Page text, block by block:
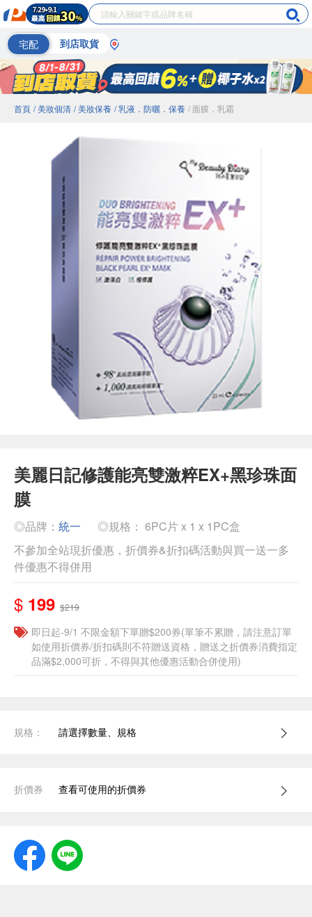
宅配 到店取貨
首頁 / 美妝個清 / 美妝保養 / 乳液．防曬．保養 / 面膜．乳霜
美麗日記修護能亮雙激粹EX+黑珍珠面
膜
◎品牌： 統一
◎規格： 6PC片 x 1 x 1PC盒
不參加全站現折優惠，折價券&折扣碼活動與買一送一多
件優惠不得併用
$ 199 $219
即日起-9/1 不限金額下單贈$200券(單筆不累贈，請注意訂單
如使用折價券/折扣碼則不符贈送資格，贈送之折價券消費指定
品滿$2,000可折，不得與其他優惠活動合併使用)
規格： 請選擇數量、規格
折價券 查看可使用的折價券